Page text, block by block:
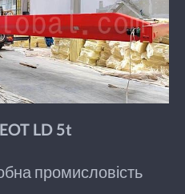
LD 5t
промисловість